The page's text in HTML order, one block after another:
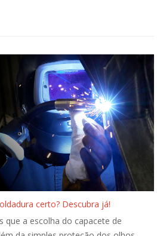
certo? Descubra já!
que a escolha do capacete de